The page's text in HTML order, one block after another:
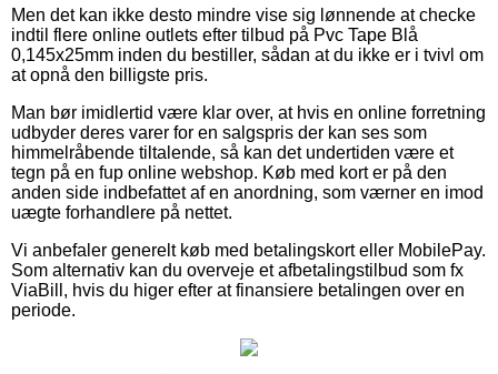
Men det kan ikke desto mindre vise sig lønnende at checke
indtil flere online outlets efter tilbud på Pvc Tape Blå
0,145x25mm inden du bestiller, sådan at du ikke er i tvivl om
at opnå den billigste pris.
Man bør imidlertid være klar over, at hvis en online forretning
udbyder deres varer for en salgspris der kan ses som
himmelråbende tiltalende, så kan det undertiden være et
tegn på en fup online webshop. Køb med kort er på den
anden side indbefattet af en anordning, som værner en imod
uægte forhandlere på nettet.
Vi anbefaler generelt køb med betalingskort eller MobilePay.
Som alternativ kan du overveje et afbetalingstilbud som fx
ViaBill, hvis du higer efter at finansiere betalingen over en
periode.